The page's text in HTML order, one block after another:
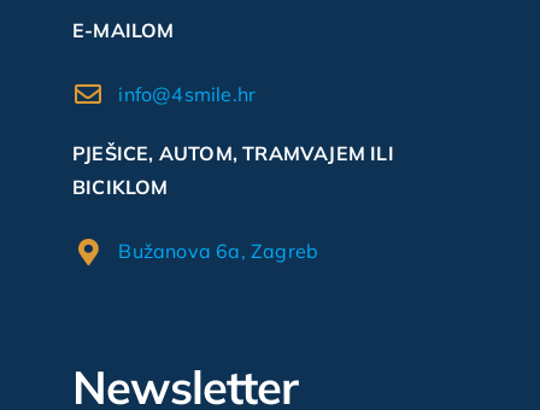
E-MAILOM
info@4smile.hr
PJEŠICE, AUTOM, TRAMVAJEM ILI
BICIKLOM
Bužanova 6a, Zagreb
Newsletter